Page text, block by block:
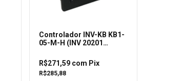
Controlador INV-KB KB1-
05-M-H (INV 20201
R$285,88
R$271,59 com Pix